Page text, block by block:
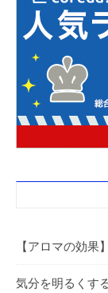
【アロマの効
気分を明るくす